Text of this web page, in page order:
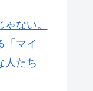
ない。
「マイ
人たち